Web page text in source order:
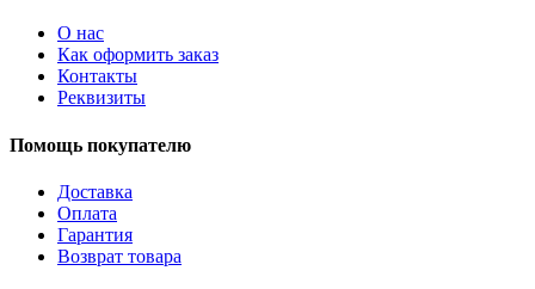
О нас
Как оформить заказ
Контакты
Реквизиты
Помощь покупателю
Доставка
Оплата
Гарантия
Возврат товара